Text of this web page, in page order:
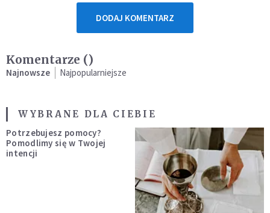
DODAJ KOMENTARZ
Komentarze ()
Najnowsze Najpopularniejsze
WYBRANE DLA CIEBIE
Potrzebujesz pomocy?
Pomodlimy się w Twojej
intencji